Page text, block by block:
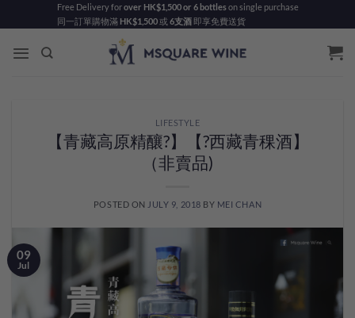
to
content
Free Delivery forover HK$1,500 or 6 bottleson single purchase
同一訂單購物滿 HK$1,500或 6支酒即享免費送貨
LIFESTYLE
【青藏高原精釀?】【?西藏青稞酒】
（非賣品)
POSTED ON JULY 9, 2018 BY MEI CHAN
09
Jul